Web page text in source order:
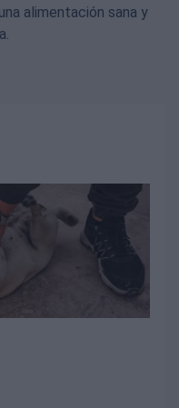
alimentación sana y